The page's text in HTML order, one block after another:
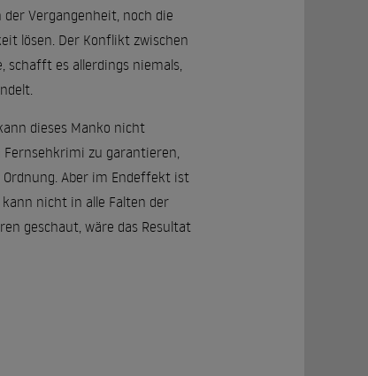
Vergangenheit, noch die
lösen. Der Konflikt zwischen
schafft es allerdings niemals,
dieses Manko nicht
Fernsehkrimi zu garantieren,
Ordnung. Aber im Endeffekt ist
nicht in alle Falten der
geschaut, wäre das Resultat